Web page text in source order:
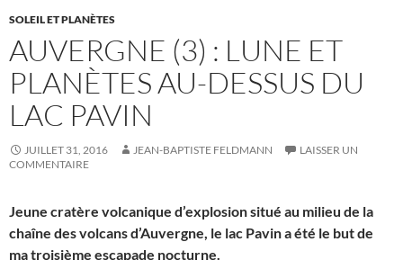
SOLEIL ET PLANÈTES
AUVERGNE (3) : LUNE ET
PLANÈTES AU-DESSUS DU
LAC PAVIN
JUILLET 31, 2016 JEAN-BAPTISTE FELDMANN
LAISSER UN
COMMENTAIRE
Jeune cratère volcanique d’explosion situé au milieu de la
chaîne des volcans d’Auvergne, le lac Pavin a été le but de
ma troisième escapade nocturne.